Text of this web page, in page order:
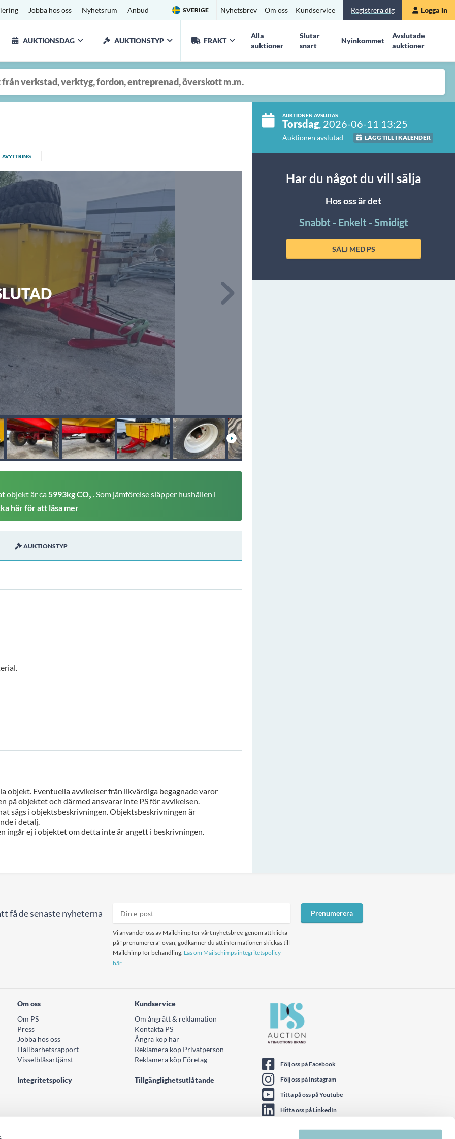
Jobba hos oss Nyhetsrum Anbud SVERIGE Nyhetsbrev Om oss Kundservice Registrera dig Logga in
AUKTIONSDAG AUKTIONSTYP FRAKT
Alla
auktioner
Slutar
snart
Nyinkommet
Avslutade
auktioner
AUKTIONEN AVSLUTAS
Torsdag, 2026-06-11 13:25
Auktionen avslutad LÄGG TILL I KALENDER
Har du något du vill sälja
Hos oss är det
Snabbt - Enkelt - Smidigt
SÄLJ MED PS
AVYTTRING
objekt är ca 5993kg CO2 . Som jämförelse släpper hushållen i
här för att läsa mer
AUKTIONSTYP
objekt. Eventuella avvikelser från likvärdiga begagnade varor
på objektet och därmed ansvarar inte PS för avvikelsen.
sägs i objektsbeskrivningen. Objektsbeskrivningen är
i detalj.
ingår ej i objektet om detta inte är angett i beskrivningen.
få de senaste nyheterna
Vi använder oss av Mailchimp för vårt nyhetsbrev. genom att klicka
på "prenumerera" ovan, godkänner du att informationen skickas till
Mailchimp för behandling. Läs om Mailschimps integritetspolicy
här.
Prenumerera
Följ oss på Facebook
Följ oss på Instagram
Titta på oss på Youtube
Hitta oss på LinkedIn
Om oss
Om PS
Press
Jobba hos oss
Hållbarhetsrapport
Visselblåsartjänst
Kundservice
Om ångrätt & reklamation
Kontakta PS
Ångra köp här
Reklamera köp Privatperson
Reklamera köp Företag
Integritetspolicy Tillgänglighetsutlåtande